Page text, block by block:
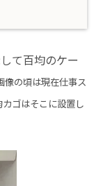
て百均のケー
像の頃は現在仕事ス
ゴはそこに設置し